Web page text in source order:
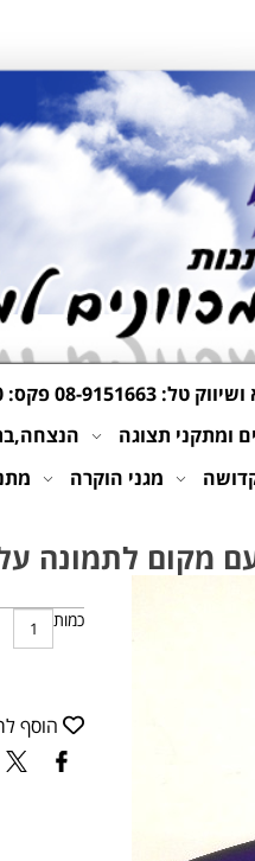
ושיווק טל:08-9151663פקס: 08-9151640 אימייל
ומתקני תצוגה
מגני הוקרה
מקום לתמונה
כמות
הוסף